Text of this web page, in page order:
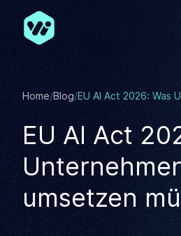
Zum Hauptinhalt springen
Home/Blog/
EU AI Act
umsetzen